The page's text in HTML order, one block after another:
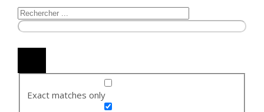
Exact matches only